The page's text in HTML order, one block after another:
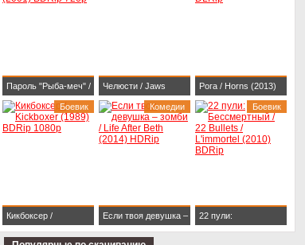
Пароль "Рыба-меч" /
Swordfish (2001)
BDRip 720p
Челюсти / Jaws
(1975) HDRip
Рога / Horns (2013)
WEB-DLRip
Кикбоксер /
Kickboxer (1989)
Боевик
Если твоя девушка –
зомби / Life After Beth
Комедии
22 пули:
Боевик